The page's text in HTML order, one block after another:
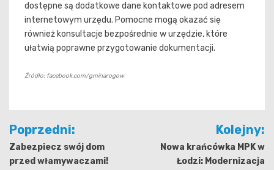
dostępne są dodatkowe dane kontaktowe pod adresem
internetowym urzędu. Pomocne mogą okazać się
również konsultacje bezpośrednie w urzędzie, które
ułatwią poprawne przygotowanie dokumentacji.
Źródło: facebook.com/gminarogow
Nawigacja
wpisu
Poprzedni:
Zabezpiecz swój dom
przed włamywaczami!
Kolejny:
Nowa krańcówka MPK w
Łodzi: Modernizacja